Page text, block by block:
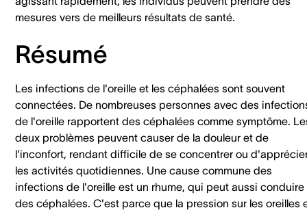
mesures vers de meilleurs résultats de santé.
Résumé
Les infections de l'oreille et les céphalées sont souvent
connectées. De nombreuses personnes avec des
de l'oreille rapportent des céphalées comme symptôme.
deux problèmes peuvent causer de la douleur et de
l'inconfort, rendant difficile de se concentrer ou
les activités quotidiennes. Une cause commune des
infections de l'oreille est un rhume, qui peut aussi conduire
des céphalées. C'est parce que la pression sur les oreilles